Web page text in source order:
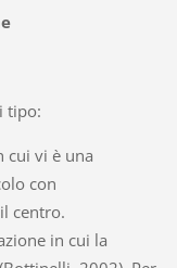
tipo:
cui vi è una
con
centro.
in cui la